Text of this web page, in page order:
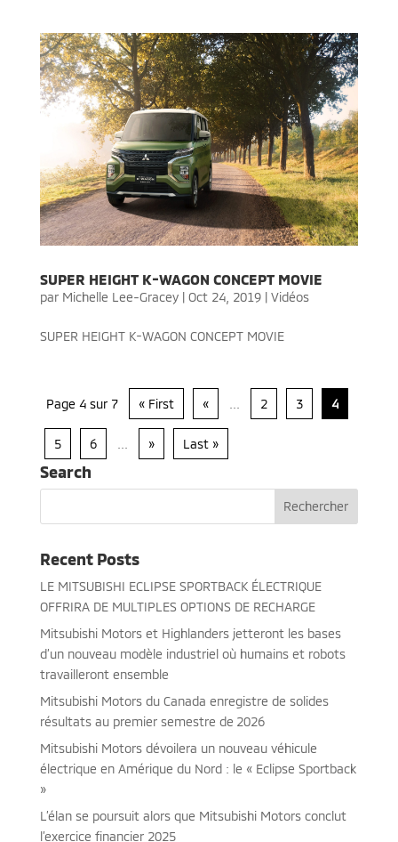
SUPER HEIGHT K-WAGON CONCEPT MOVIE
par Michelle Lee-Gracey| Oct 24, 2019| Vidéos
SUPER HEIGHT K-WAGON CONCEPT MOVIE
Page 4 sur 7 « First « 2 3 4
5 6 » Last »
Search
Recent Posts
LE MITSUBISHI ECLIPSE SPORTBACK ÉLECTRIQUE
OFFRIRA DE MULTIPLES OPTIONS DE RECHARGE
Mitsubishi Motors et Highlanders jetteront les bases
d’un nouveau modèle industriel où humains et robots
travailleront ensemble
Mitsubishi Motors du Canada enregistre de solides
résultats au premier semestre de 2026
Mitsubishi Motors dévoilera un nouveau véhicule
électrique en Amérique du Nord : le « Eclipse Sportback
»
L’élan se poursuit alors que Mitsubishi Motors conclut
l’exercice financier 2025